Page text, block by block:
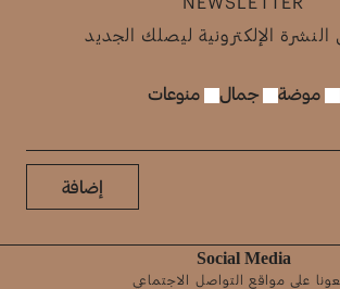
النشرة الإلكترونية ليصلك الجديد
موضة جمال منوعات
إضافة
Social Media
على مواقع التواصل الاجتماعي